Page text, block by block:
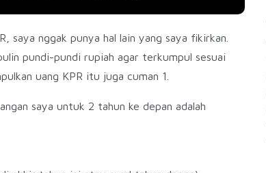
saya nggak punya hal lain yang saya fikirkan.
pundi-pundi rupiah agar terkumpul sesuai
uang KPR itu juga cuman 1.
saya untuk 2 tahun ke depan adalah